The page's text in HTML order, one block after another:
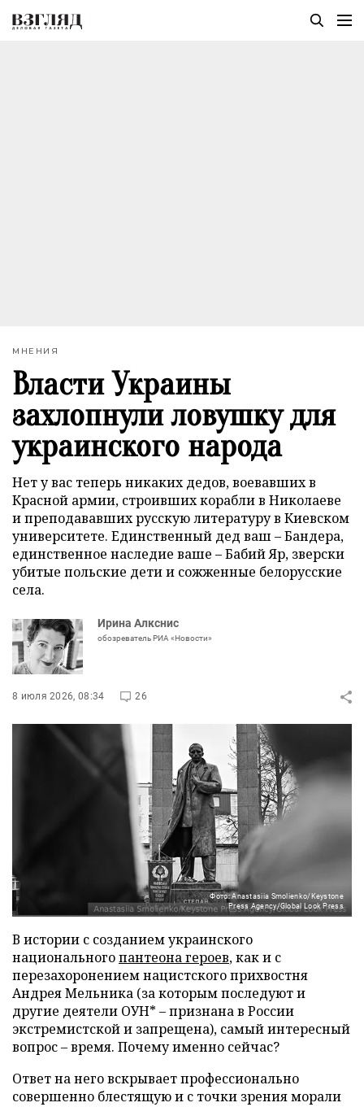
МНЕНИЯ
Власти Украины
захлопнули ловушку для
украинского народа
Нет у вас теперь никаких дедов, воевавших в
Красной армии, строивших корабли в Николаеве
и преподававших русскую литературу в Киевском
университете. Единственный дед ваш – Бандера,
единственное наследие ваше – Бабий Яр, зверски
убитые польские дети и сожженные белорусские
села.
Ирина Алкснис
обозреватель РИА «Новости»
8 июля 2026, 08:34 26
Фото: Anastasiia Smolienko/Keystone
Press Agency/Global Look Press
В истории с созданием украинского
национальногопантеона героев, как и с
перезахоронением нацистского прихвостня
Андрея Мельника (за которым последуют и
другие деятели ОУН* – признана в России
экстремистской и запрещена), самый интересный
вопрос – время. Почему именно сейчас?
Ответ на него вскрывает профессионально
совершенно блестящую и с точки зрения морали